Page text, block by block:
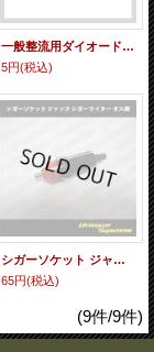
一般整流用ダイオード 1N4007 1000V 1A
5円(税込)
シガーソケット ジャック シガーライター オス側
65円(税込)
(9件/9件)